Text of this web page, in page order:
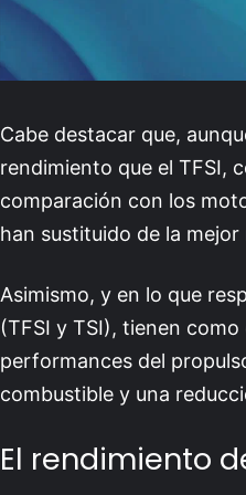
Cabe destacar que,
rendimiento que el TFSI,
comparación con los
han sustituido de la
Asimismo, y en lo que
(TFSI y TSI), tienen
performances del
combustible y una
El rendimiento